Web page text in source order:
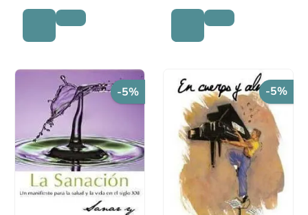
-5% -5%